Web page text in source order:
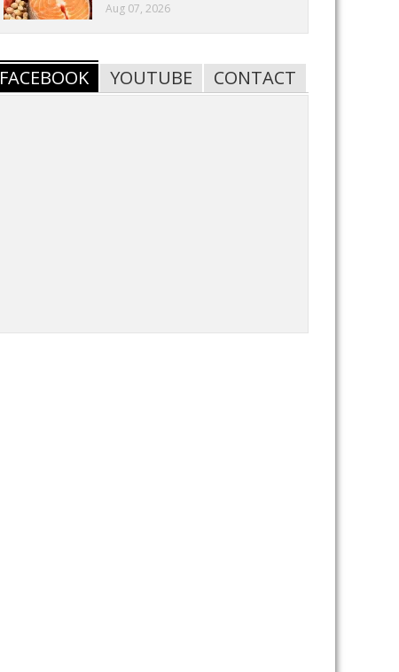
Aug 07, 2026
FACEBOOK YOUTUBE CONTACT